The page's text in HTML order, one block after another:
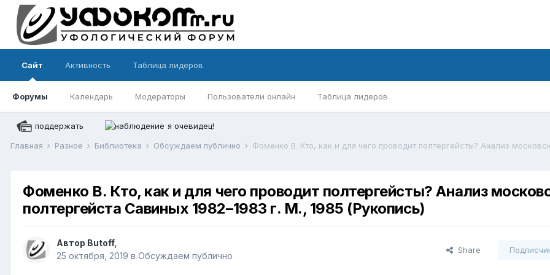
Сайт
Форумы Календарь Модераторы Пользователи онлайн Таблица лидеров
Активность Таблица лидеров
поддержать
я очевидец!
Главная Разное Библиотека Обсуждаем публично
Фоменко В. Кто, как и для чего проводит полтергейсты? Анализ
полтергейста Савиных 1982–1983 г. М., 1985 (Рукопись)
Автор Butoff,
25 октября, 2019 в Обсуждаем публично
Share